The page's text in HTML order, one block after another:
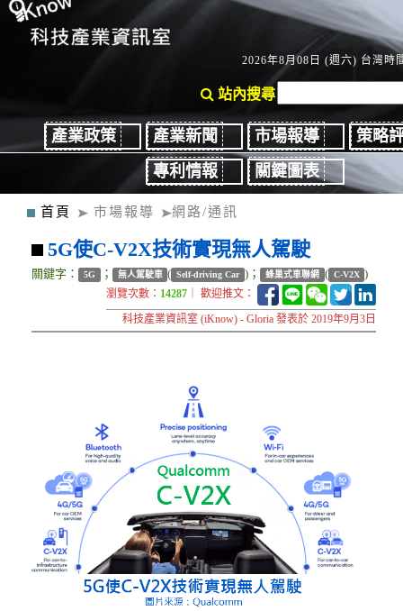
2026年8月08日 (週六) 台灣時
站內搜尋
產業政策 產業新聞 市場報導
策略
專利情報
關鍵圖表
首頁 市場報導 網路/通訊
5G使C-V2X技術實現無人駕駛
關鍵字： 5G ； 無人駕駛車 ( Self-driving Car )； 蜂巢式車聯網 ( C-V2X )
瀏覽次數： 14287 ｜ 歡迎推文：
科技產業資訊室 (iKnow) - Gloria 發表於 2019年9月3日